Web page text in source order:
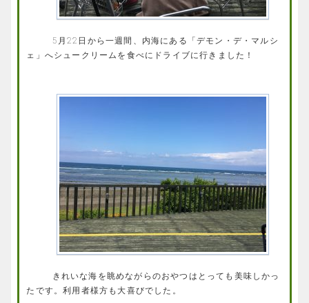
5月22日から一週間、内海にある「デモン・デ・マルシ
ェ」へシュークリームを食べにドライブに行きました！
きれいな海を眺めながらのおやつはとっても美味しかっ
たです。利用者様方も大喜びでした。